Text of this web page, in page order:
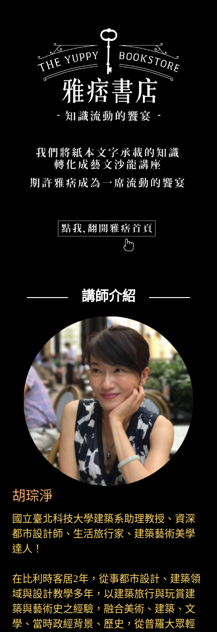
——— 講師介紹 ———
胡琮淨
國立臺北科技大學建築系助理教授、資深
都市設計師、生活旅行家、建築藝術美學
達人！
在比利時客居2年，從事都市設計、建築領
域與設計教學多年，以建築旅行與玩賞建
築與藝術史之經驗，融合美術、建築、文
學、當時政經背景、歷史，從普羅大眾輕